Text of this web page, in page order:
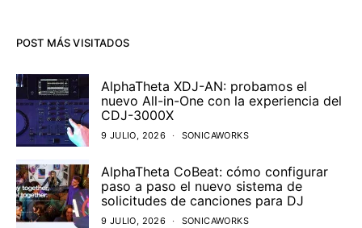
POST MÁS VISITADOS
AlphaTheta XDJ-AN: probamos el
nuevo All-in-One con la experiencia del
CDJ-3000X
9 JULIO, 2026 SONICAWORKS
AlphaTheta CoBeat: cómo configurar
paso a paso el nuevo sistema de
solicitudes de canciones para DJ
9 JULIO, 2026 SONICAWORKS